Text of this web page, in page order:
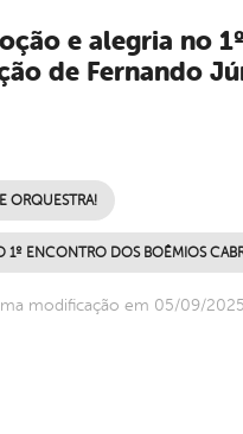
e alegria no
de Fernando
ORQUESTRA!
ENCONTRO DOS BOÊMIOS
modificação em 05/09/2025